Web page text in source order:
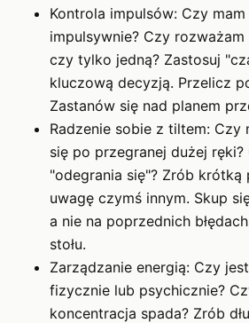
Kontrola impulsów: Czy
impulsywnie? Czy
czy tylko jedną? Zastosuj
kluczową decyzją. Przelicz
Zastanów się nad planem
Radzenie sobie z tiltem: Czy
się po przegranej dużej
"odegrania się"? Zrób krótką
uwagę czymś innym. Skup
a nie na poprzednich
stołu.
Zarządzanie energią: Czy
fizycznie lub psychicznie?
koncentracja spada? Zrób